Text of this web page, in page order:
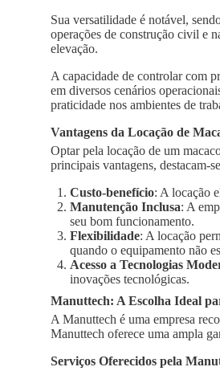
Sua versatilidade é notável,
operações de construção civil e
elevação.
A capacidade de controlar com
em diversos cenários
praticidade nos ambientes de
Vantagens da Locação de
Optar pela locação de um
principais vantagens, destacam-
Custo-benefício: A locação
Manutenção Inclusa: A
seu bom funcionamento.
Flexibilidade: A locação
quando o equipamento não
Acesso a Tecnologias
inovações tecnológicas.
Manuttech: A Escolha Ideal
A Manuttech é uma empresa
Manuttech oferece uma ampla
Serviços Oferecidos pela